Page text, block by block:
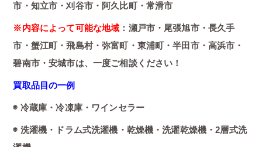
市・知立市・刈谷市・阿久比町・常滑市
※内容によって可能な地域 ：瀬戸市・尾張旭市・長久手
市・蟹江町・飛島村・弥富町・東浦町・半田市・高浜市・
碧南市・安城市は、一度ご相談ください！
買取品目の一例
◉ 冷蔵庫・冷凍庫・ワインセラー
◉ 洗濯機・ドラム式洗濯機・乾燥機・洗濯乾燥機・2層式洗